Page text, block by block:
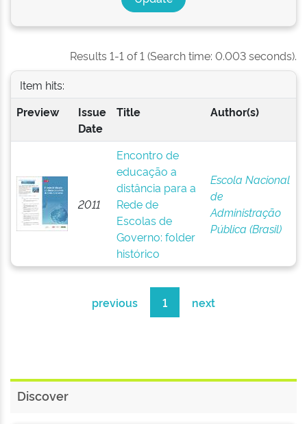
Results 1-1 of 1 (Search time: 0.003 seconds).
Item hits:
Preview
Issue
Date
Title Author(s)
2011
Encontro de
educação a
distância para a
Rede de
Escolas de
Governo: folder
histórico
Escola Nacional
de
Administração
Pública (Brasil)
previous 1 next
Discover